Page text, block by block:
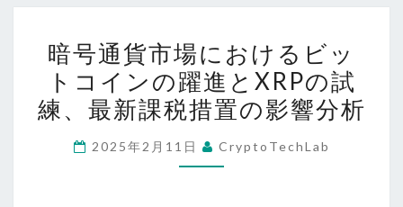
号
通
貨
場
暗号通貨市場におけるビッ
トコインの躍進とXRPの試
練、最新課税措置の影響分析
2025年2月11日 CryptoTechLab